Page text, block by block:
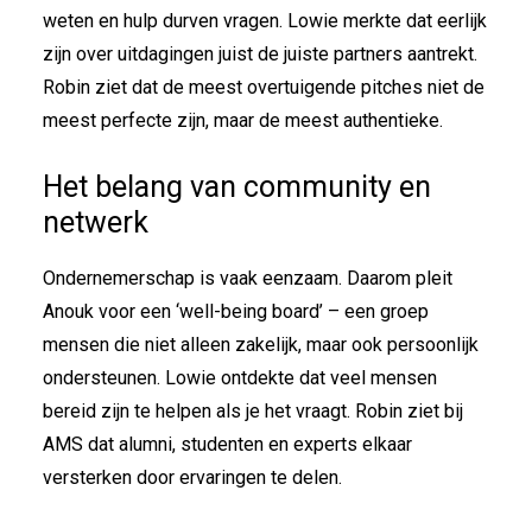
weten en hulp durven vragen. Lowie merkte dat eerlijk
zijn over uitdagingen juist de juiste partners aantrekt.
Robin ziet dat de meest overtuigende pitches niet de
meest perfecte zijn, maar de meest authentieke.
Het belang van community en
netwerk
Ondernemerschap is vaak eenzaam. Daarom pleit
Anouk voor een ‘well-being board’ – een groep
mensen die niet alleen zakelijk, maar ook persoonlijk
ondersteunen. Lowie ontdekte dat veel mensen
bereid zijn te helpen als je het vraagt. Robin ziet bij
AMS dat alumni, studenten en experts elkaar
versterken door ervaringen te delen.